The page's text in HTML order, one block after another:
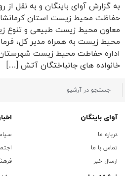
به گزارش آوای باینگان و به نقل از
حفاظت محیط زیست استان
معاون محیط زیست طبیعی و تنوع
محیط‌ زیست به همراه مدیر کل،
اداره حفاطت محیط زیست شهرستان
خانواده های جانباختگان آتش […]
آوای باینگان
درباره ما
تماس با ما
ارسال خبر